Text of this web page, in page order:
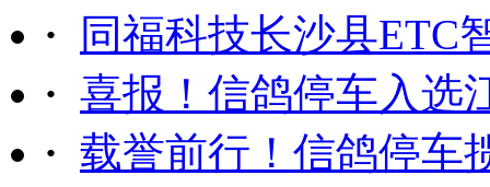
·
同福科技长沙县ETC
· 喜报！信鸽停车入选
· 载誉前行！信鸽停车